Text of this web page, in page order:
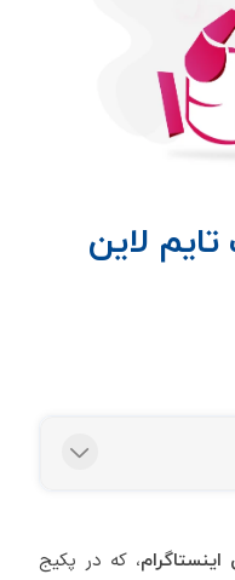
لاین
، که در پکیج